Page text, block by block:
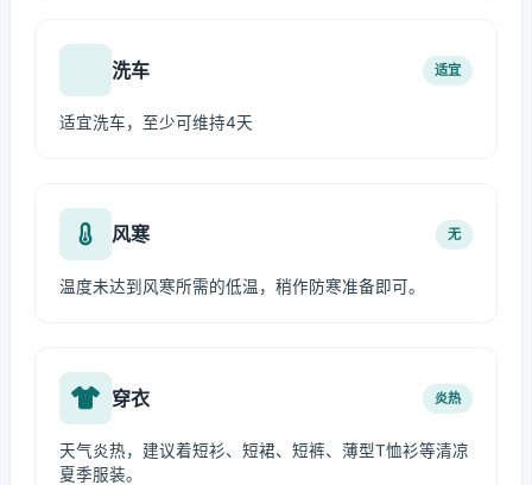
洗车 适宜
适宜洗车，至少可维持4天
风寒 无
温度未达到风寒所需的低温，稍作防寒准备即可。
穿衣 炎热
天气炎热，建议着短衫、短裙、短裤、薄型T恤衫等清凉
夏季服装。